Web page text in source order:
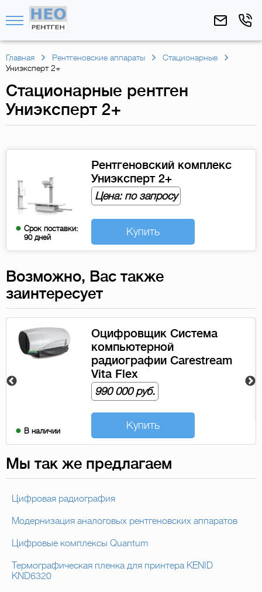
Главная Рентгеновские аппараты
Стационарные
Униэксперт 2+
Стационарные рентген
Униэксперт 2+
Срок поставки:
90 дней
Рентгеновский комплекс
Униэксперт 2+
Цена: по запросу
Купить
Возможно, Вас также
заинтересует
В наличии
Оцифровщик Система
компьютерной
радиографии Carestream
Vita Flex
990 000 руб.
Купить
Мы так же предлагаем
Цифровая радиография
Модернизация аналоговых рентгеновских аппаратов
Цифровые комплексы Quantum
Термографическая пленка для принтера KENID
KND6320